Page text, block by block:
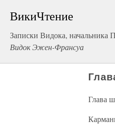
ВикиЧтение
Записки Видока, начальника
Видок Эжен-Франсуа
Глава